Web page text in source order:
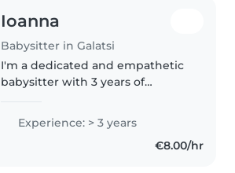
Ioanna
Babysitter in Galatsi
I'm a dedicated and empathetic
babysitter with 3 years of
myself, I understand the
Experience: > 3 years
€8.00/hr